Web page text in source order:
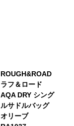
ROUGH&ROAD
ラフ＆ロード
AQA DRY シング
ルサドルバッグ
オリーブ